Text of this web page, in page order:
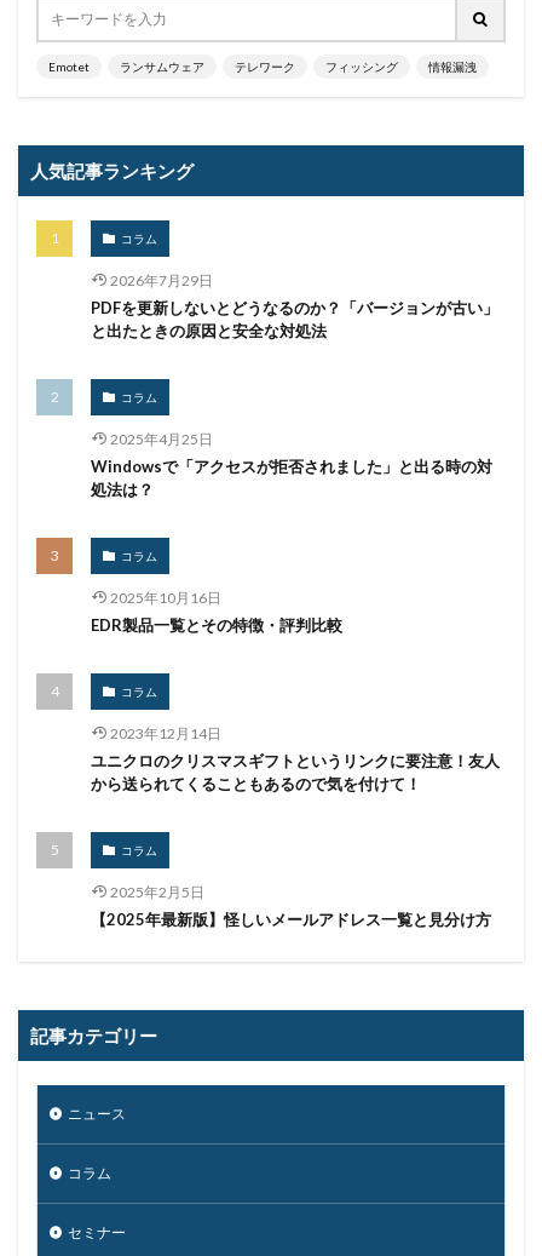
Emotet ランサムウェア テレワーク フィッシング 情報漏洩
人気記事ランキング
コラム
2026年7月29日
PDFを更新しないとどうなるのか？「バージョンが古い」
と出たときの原因と安全な対処法
コラム
2025年4月25日
Windowsで「アクセスが拒否されました」と出る時の対
処法は？
コラム
2025年10月16日
EDR製品一覧とその特徴・評判比較
コラム
2023年12月14日
ユニクロのクリスマスギフトというリンクに要注意！友人
から送られてくることもあるので気を付けて！
コラム
2025年2月5日
【2025年最新版】怪しいメールアドレス一覧と見分け方
記事カテゴリー
ニュース
コラム
セミナー